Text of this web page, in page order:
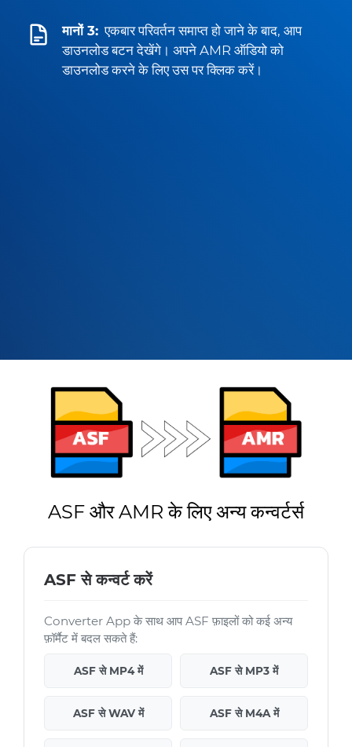
मानों 3: एकबार परिवर्तन समाप्त हो जाने के बाद, आप
डाउनलोड बटन देखेंगे। अपने AMR ऑडियो को
डाउनलोड करने के लिए उस पर क्लिक करें।
ASF और AMR के लिए अन्य कन्वर्टर्स
ASF से कन्वर्ट करें
Converter App के साथ आप ASF फ़ाइलों को कई अन्य
फ़ॉर्मैट में बदल सकते हैं:
ASF से MP4 में ASF से MP3 में
ASF से WAV में ASF से M4A में